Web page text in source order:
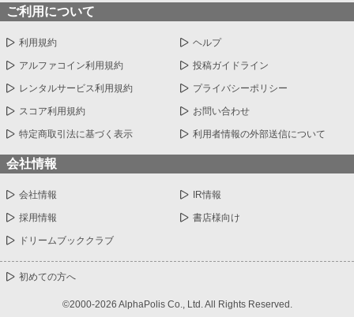
ご利用について
利用規約 ヘルプ
アルファコイン利用規約 投稿ガイドライン
レンタルサービス利用規約 プライバシーポリシー
スコア利用規約 お問い合わせ
特定商取引法に基づく表示 利用者情報の外部送信について
会社情報
会社情報 IR情報
採用情報 書店様向け
ドリームブッククラブ
初めての方へ
©2000-2026 AlphaPolis Co., Ltd. All Rights Reserved.